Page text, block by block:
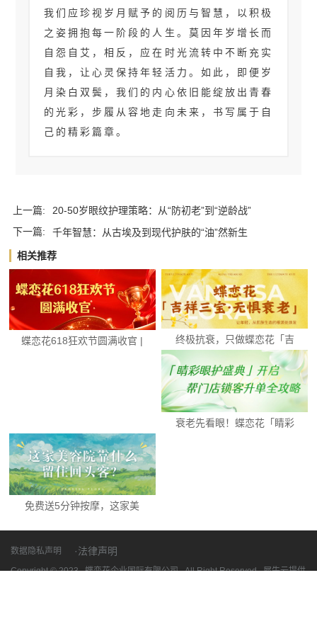
我们应珍视岁月赋予的阅历与智慧，以积极
之姿拥抱每一阶段的人生。莫因年岁增长而
自怨自艾，相反，应在时光流转中不断充实
自我，让心灵保持年轻活力。如此，即便岁
月染白双鬓，我们的内心依旧能绽放出青春
的光彩，步履从容地走向未来，书写属于自
己的精彩篇章。
上一篇:
20-50岁眼纹护理策略：从“防初老”到“逆龄战”
下一篇:
千年智慧：从古埃及到现代护肤的“油”然新生
相关推荐
蝶恋花618狂欢节圆满收官 |
终极抗衰，只做蝶恋花「吉
祥三宝·无惧衰老...
衰老先看眼！蝶恋花「睛彩
免费送5分钟按摩，这家美
数据隐私声明 ·法律声明
Copyright © 2023 蝶恋花企业国际有限公司 All Right Reserved 犀牛云提供